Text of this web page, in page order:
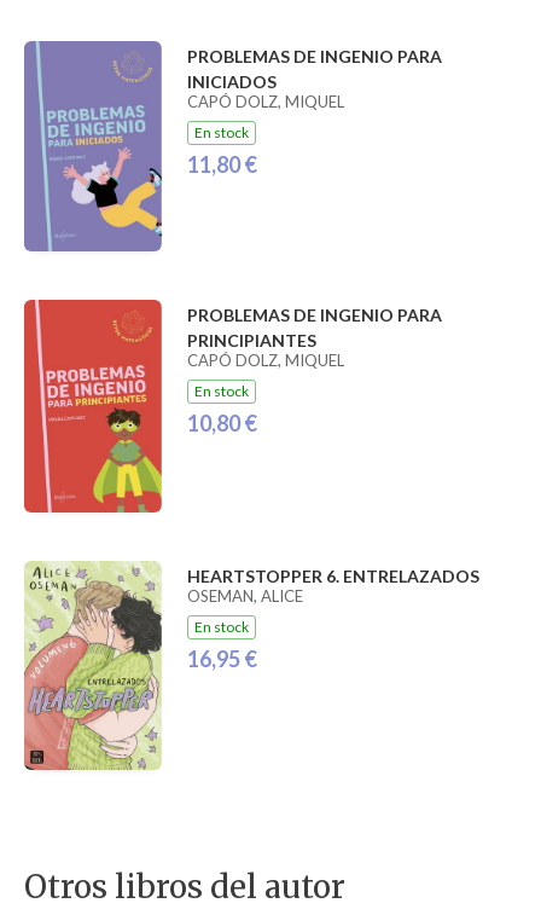
PROBLEMAS DE INGENIO PARA
INICIADOS
CAPÓ DOLZ, MIQUEL
En stock
11,80 €
PROBLEMAS DE INGENIO PARA
PRINCIPIANTES
CAPÓ DOLZ, MIQUEL
En stock
10,80 €
HEARTSTOPPER 6. ENTRELAZADOS
OSEMAN, ALICE
En stock
16,95 €
Otros libros del autor